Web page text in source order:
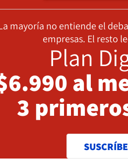
mayoría no entiende el
empresas. El resto
Plan
al
3